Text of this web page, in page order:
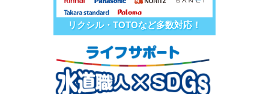
リクシル・TOTOなど多数対応！